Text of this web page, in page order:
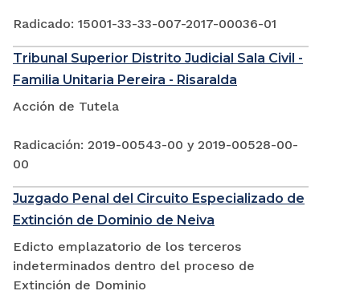
Radicado: 15001-33-33-007-2017-00036-01
Tribunal Superior Distrito Judicial Sala Civil -
Familia Unitaria Pereira - Risaralda
Acción de Tutela
Radicación: 2019-00543-00 y 2019-00528-00-
00
Juzgado Penal del Circuito Especializado de
Extinción de Dominio de Neiva
Edicto emplazatorio de los terceros
indeterminados dentro del proceso de
Extinción de Dominio